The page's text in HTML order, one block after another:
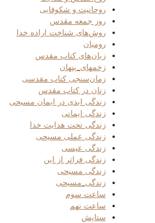
روحانیت و شکوفایی
روز جمعه مقدس
روش‌های شناخت اراده خدا
رومیان
زبان‌های کتاب مقدس
زخمهای_پنهان
زمان‌سنجی کتاب مقدسی
زنان در کتاب مقدس
زندگی ابدی در ایمان مسیحی
زندگی ایمانی
زندگی تحت هدایت خدا
زندگی عملی مسیحی
زندگی عیسی
زندگی فراتر از این
زندگی مسیحی
زندگی_مسیحی
ساعت سوم
ساعت نهم
ستایش